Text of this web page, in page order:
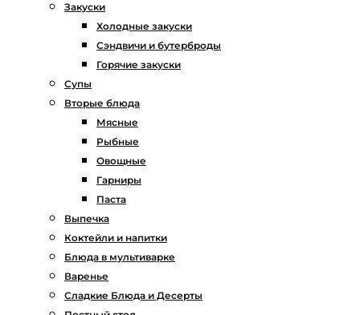
Закуски
Холодные закуски
Сэндвичи и бутерброды
Горячие закуски
Супы
Вторые блюда
Мясные
Рыбные
Овощные
Гарниры
Паста
Выпечка
Коктейли и напитки
Блюда в мультиварке
Варенье
Сладкие Блюда и Десерты